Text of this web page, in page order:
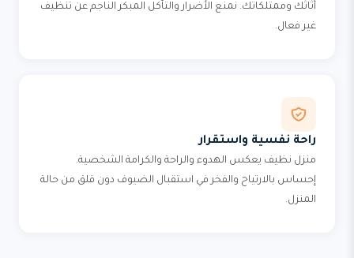
أثاثك وممتلكاتك. نمنع الأضرار والتآكل المبكر الناجم عن تنظيف
غير فعال.
راحة نفسية واستقرار
منزل نظيف يعكس الهدوء والراحة والكرامة الشخصية.
إحساس بالارتياح والفخر في استقبال الضيوف دون قلق من حالة
المنزل.